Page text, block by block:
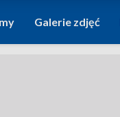
Galerie zdjęć